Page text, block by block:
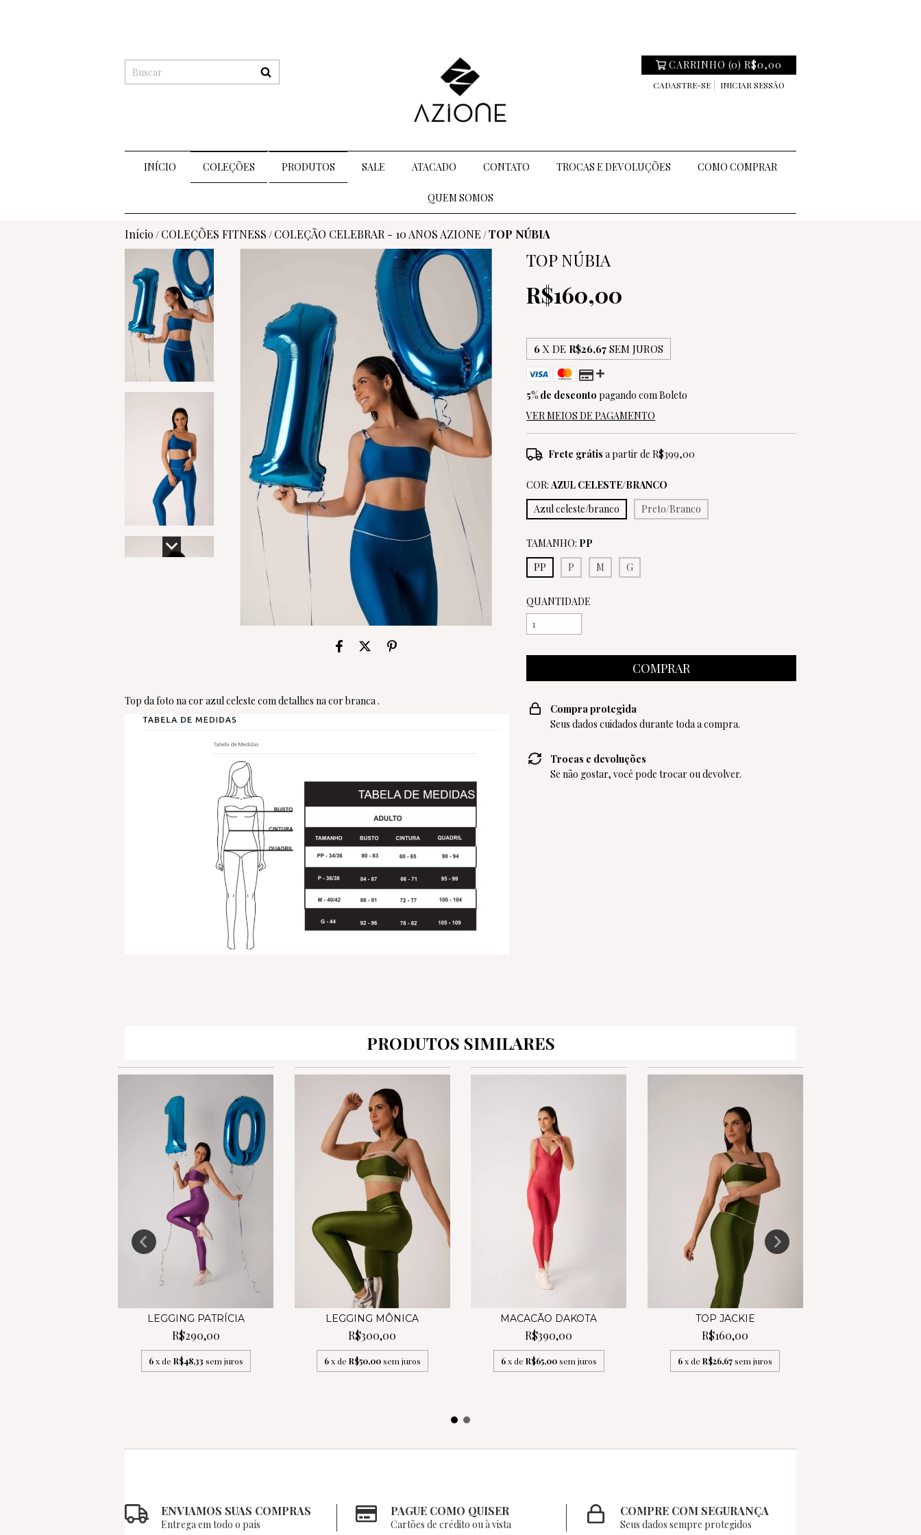
CARRINHO (0)R$0,00
CADASTRE-SE INICIAR SESSÃO
INÍCIO COLEÇÕES PRODUTOS SALE ATACADO CONTATO TROCAS E DEVOLUÇÕES COMO COMPRAR
QUEM SOMOS
Início / COLEÇÕES FITNESS / COLEÇÃO CELEBRAR - 10 ANOS AZIONE /TOP NÚBIA
Top da foto na cor azul celeste com detalhes na cor branca .
TOP NÚBIA
R$160,00
6 X DE R$26,67 SEM JUROS
5% de desconto pagando com Boleto
VER MEIOS DE PAGAMENTO
Frete grátis a partir de R$399,00
COR: AZUL CELESTE/BRANCO
Azul celeste/branco
Preto/Branco
TAMANHO: PP
PP
P M G
QUANTIDADE
Compra protegida
Seus dados cuidados durante toda a compra.
Trocas e devoluções
Se não gostar, você pode trocar ou devolver.
PRODUTOS SIMILARES
LEGGING PATRÍCIA
R$290,00
6 x de R$48,33 sem juros
LEGGING MÔNICA
R$300,00
6 x de R$50,00 sem juros
MACACÃO DAKOTA
R$390,00
6 x de R$65,00 sem juros
TOP JACKIE
R$160,00
6 x deR$26,67 sem juros
ENVIAMOS SUAS COMPRAS
Entrega em todo o país
PAGUE COMO QUISER
Cartões de crédito ou à vista
COMPRE COM SEGURANÇA
Seus dados sempre protegidos